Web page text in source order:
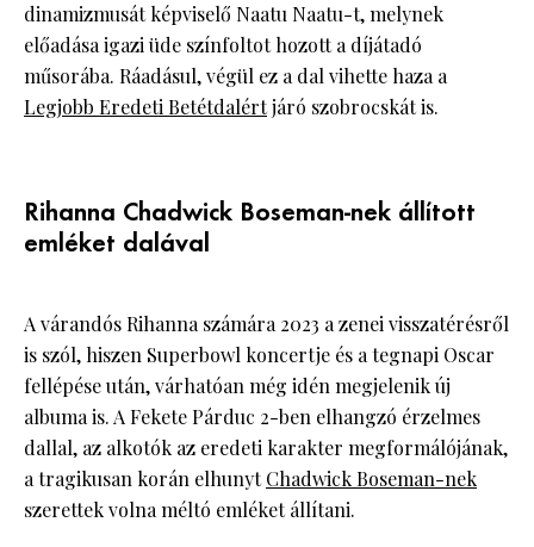
dinamizmusát képviselő Naatu Naatu-t, melynek
előadása igazi üde színfoltot hozott a díjátadó
műsorába. Ráadásul, végül ez a dal vihette haza a
Legjobb Eredeti Betétdalértjáró szobrocskát is.
Rihanna Chadwick Boseman-nek állított
emléket dalával
A várandós Rihanna számára 2023 a zenei visszatérésről
is szól, hiszen Superbowl koncertje és a tegnapi Oscar
fellépése után, várhatóan még idén megjelenik új
albuma is. A Fekete Párduc 2-ben elhangzó érzelmes
dallal, az alkotók az eredeti karakter megformálójának,
a tragikusan korán elhunytChadwick Boseman-nek
szerettek volna méltó emléket állítani.